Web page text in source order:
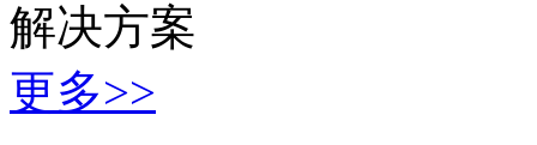
解决方案
更多>>